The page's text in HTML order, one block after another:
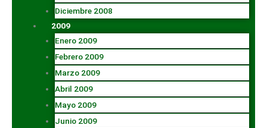
Diciembre 2008
2009
Enero 2009
Febrero 2009
Marzo 2009
Abril 2009
Mayo 2009
Junio 2009